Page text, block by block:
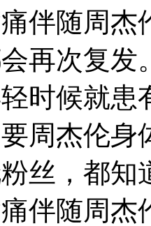
伴随周杰
再次复
时候就
周杰伦
丝，都
伴随周杰